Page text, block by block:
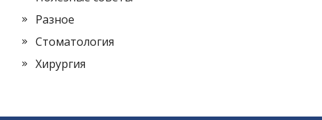
Разное
Стоматология
Хирургия